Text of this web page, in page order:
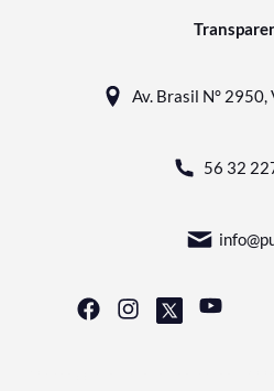
Av. Brasil N° 2950,
56 32